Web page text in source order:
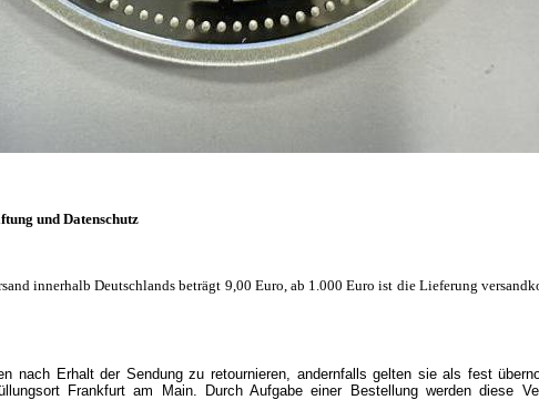
und Datenschutz
innerhalb Deutschlands beträgt 9,00 Euro, ab 1.000 Euro ist die Lieferung
nach Erhalt der Sendung zu retournieren, andernfalls gelten sie als fest
Frankfurt am Main. Durch Aufgabe einer Bestellung werden diese